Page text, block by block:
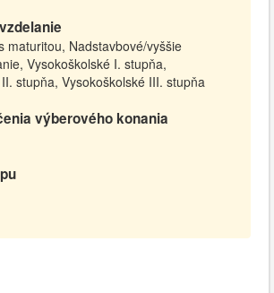
maturitou, Nadstavbové/vyššie
Vysokoškolské I. stupňa,
stupňa, Vysokoškolské III. stupňa
výberového konania